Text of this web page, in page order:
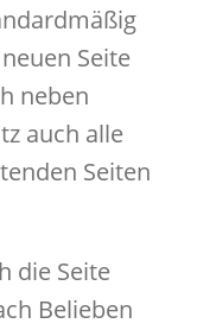
Seite
neben
auch alle
Seiten
die Seite
Belieben